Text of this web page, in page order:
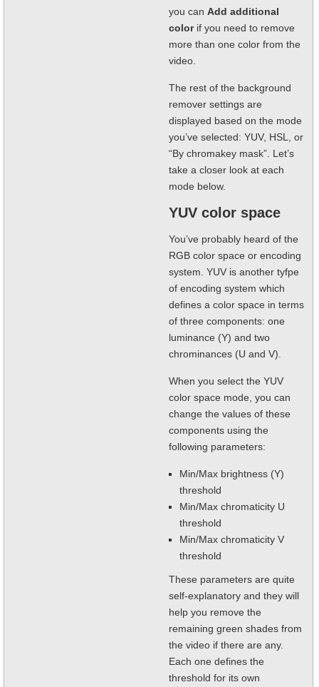
you canAdd additional
colorif you need to remove
more than one color from the
video.
The rest of the background
remover settings are
displayed based on the mode
you’ve selected: YUV, HSL, or
“By chromakey mask”. Let’s
take a closer look at each
mode below.
YUV color space
You’ve probably heard of the
RGB color space or encoding
system. YUV is another tyfpe
of encoding system which
defines a color space in terms
of three components: one
luminance (Y) and two
chrominances (U and V).
When you select the YUV
color space mode, you can
change the values of these
components using the
following parameters:
Min/Max brightness (Y)
threshold
Min/Max chromaticity U
threshold
Min/Max chromaticity V
threshold
These parameters are quite
self-explanatory and they will
help you remove the
remaining green shades from
the video if there are any.
Each one defines the
threshold for its own